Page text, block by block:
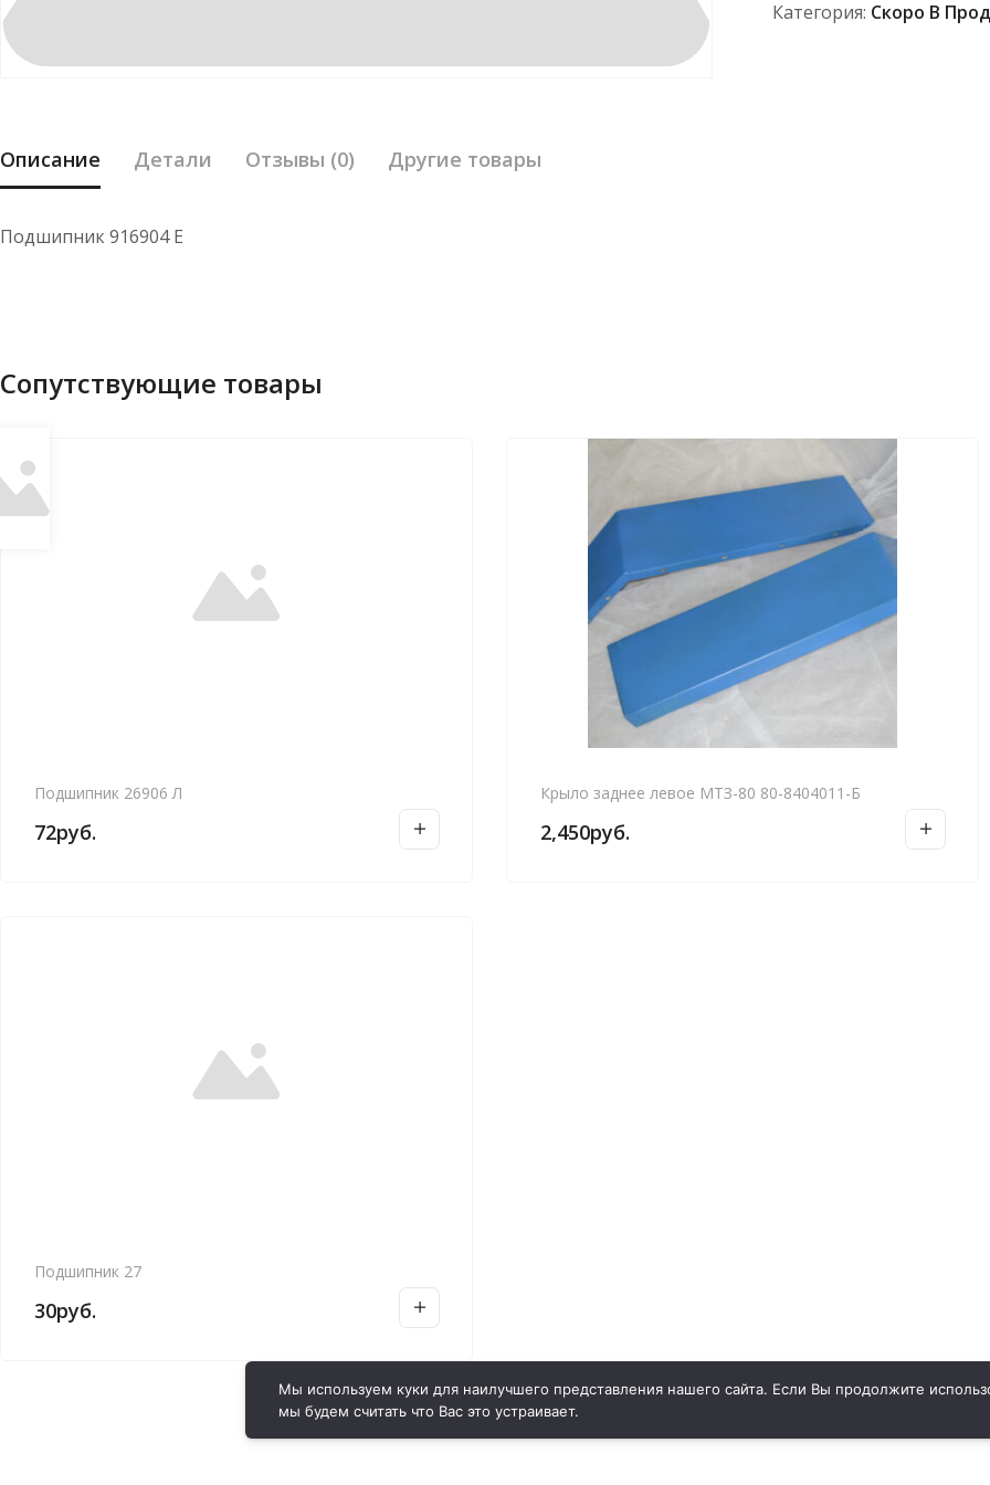
Категория: Скоро В
Описание Детали Отзывы (0) Другие товары
Подшипник 916904 Е
Сопутствующие товары
Подшипник 26906 Л
72руб.
Крыло заднее левое МТЗ-80 80-8404011-Б
2,450руб.
Подшипник 27
30руб.
Мы используем куки для наилучшего представления нашего сайта. Если Вы продолжите
мы будем считать что Вас это устраивает.